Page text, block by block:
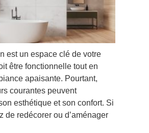
est un espace clé de votre
être fonctionnelle tout en
apaisante. Pourtant,
courantes peuvent
esthétique et son confort. Si
de redécorer ou d’aménager